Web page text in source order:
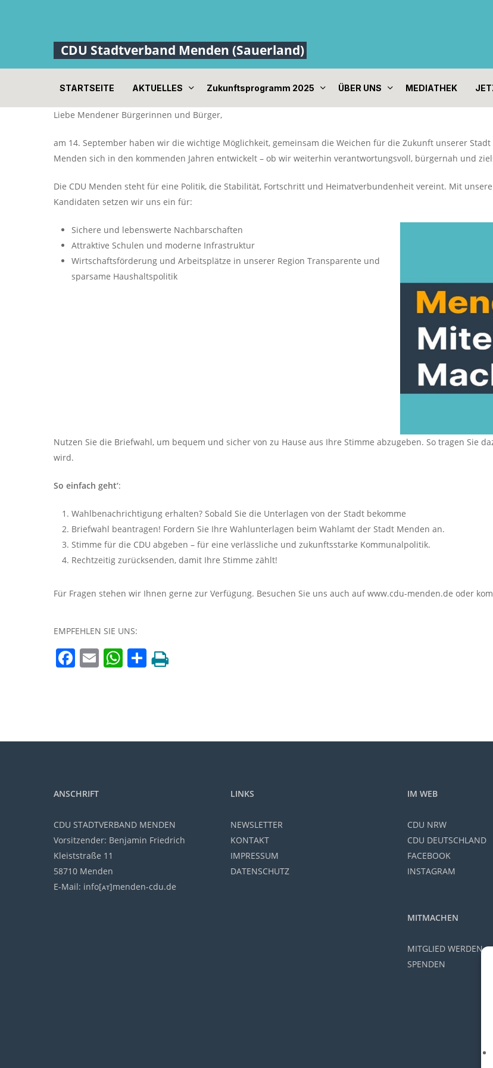
Drücke "Enter" zum suchen oder "Escape" zum schliessen
STARTSEITE AKTUELLES Zukunftsprogramm 2025 ÜBER UNS MEDIATHEK
Liebe Mendener Bürgerinnen und Bürger,
am 14. September haben wir die wichtige Möglichkeit, gemeinsam die Weichen für die Zukunft unserer
Menden sich in den kommenden Jahren entwickelt – ob wir weiterhin verantwortungsvoll, bürgernah und
Die CDU Menden steht für eine Politik, die Stabilität, Fortschritt und Heimatverbundenheit vereint. Mit
Kandidaten setzen wir uns ein für:
Sichere und lebenswerte Nachbarschaften
Attraktive Schulen und moderne Infrastruktur
Wirtschaftsförderung und Arbeitsplätze in unserer Region Transparente und
sparsame Haushaltspolitik
Nutzen Sie die Briefwahl, um bequem und sicher von zu Hause aus Ihre Stimme abzugeben. So tragen Sie
wird.
So einfach geht‘:
Wahlbenachrichtigung erhalten? Sobald Sie die Unterlagen von der Stadt bekomme
Briefwahl beantragen! Fordern Sie Ihre Wahlunterlagen beim Wahlamt der Stadt Menden an.
Stimme für die CDU abgeben – für eine verlässliche und zukunftsstarke Kommunalpolitik.
Rechtzeitig zurücksenden, damit Ihre Stimme zählt!
Für Fragen stehen wir Ihnen gerne zur Verfügung. Besuchen Sie uns auch auf www.cdu-menden.de oder
EMPFEHLEN SIE UNS:
Facebook
EmailWhatsApp
Teilen
ANSCHRIFT
CDU STADTVERBAND MENDEN
Vorsitzender: Benjamin Friedrich
Kleiststraße 11
58710 Menden
E-Mail: info[ᴀᴛ]menden-cdu.de
LINKS
NEWSLETTER
KONTAKT
IMPRESSUM
DATENSCHUTZ
IM WEB
CDU NRW
CDU DEUTSCHLAND
FACEBOOK
INSTAGRAM
MITMACHEN
MITGLIED WERDEN
SPENDEN